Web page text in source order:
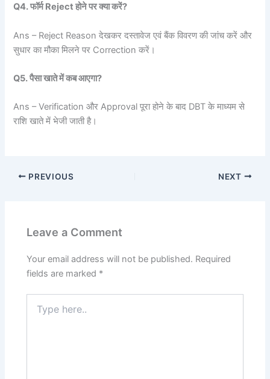
Q4. फॉर्म Reject होने पर क्या करें?
Ans – Reject Reason देखकर दस्तावेज एवं बैंक विवरण की जांच करें और
सुधार का मौका मिलने पर Correction करें।
Q5. पैसा खाते में कब आएगा?
Ans – Verification और Approval पूरा होने के बाद DBT के माध्यम से
राशि खाते में भेजी जाती है।
PREVIOUS NEXT
Leave a Comment
Your email address will not be published. Required
fields are marked *
here..